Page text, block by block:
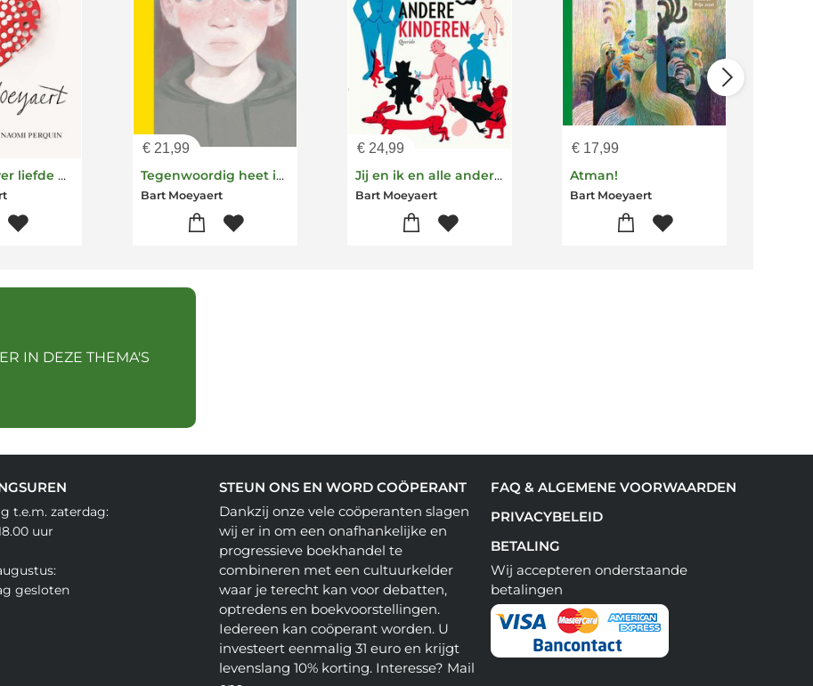
Dat alles over liefde gaat
€21,99
Tegenwoordig heet iedereen Sorry
Bart Moeyaert
€24,99
Jij en ik en alle andere kinderen
Bart Moeyaert
€ 17,99
Atman!
Bart Moeyaert
IN DEZE THEMA'S
t.e.m. zaterdag:
uur
gesloten
STEUN ONS EN WORD COÖPERANT
Dankzij onze vele coöperanten slagen
wij er in om een onafhankelijke en
progressieve boekhandel te
combineren met een cultuurkelder
waar je terecht kan voor debatten,
optredens en boekvoorstellingen.
Iedereen kan coöperant worden. U
investeert eenmalig 31 euro en krijgt
levenslang 10% korting. Interesse? Mail
FAQ & ALGEMENE VOORWAARDEN
PRIVACYBELEID
BETALING
Wij accepteren onderstaande
betalingen